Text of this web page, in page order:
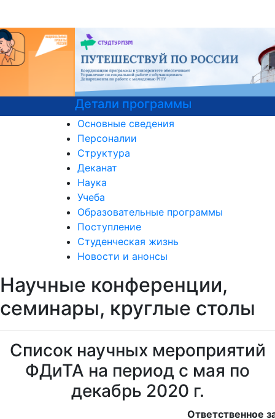
Детали программы
Основные сведения
Персоналии
Структура
Деканат
Наука
Учеба
Образовательные программы
Поступление
Студенческая жизнь
Новости и анонсы
Научные конференции,
семинары, круглые столы
Список научных мероприятий
ФДиТА на период с мая по
декабрь 2020 г.
Ответственное